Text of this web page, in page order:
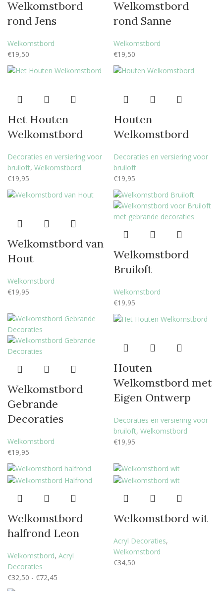
Welkomstbord
rond Jens
Welkomstbord
€19,50
Welkomstbord
rond Sanne
Welkomstbord
€19,50
Het Houten
Welkomstbord
Decoraties en versiering voor
bruiloft, Welkomstbord
€19,95
Houten
Welkomstbord
Decoraties en versiering voor
bruiloft
€19,95
Welkomstbord van
Hout
Welkomstbord
€19,95
Welkomstbord
Bruiloft
Welkomstbord
€19,95
Welkomstbord
Gebrande
Decoraties
Welkomstbord
€19,95
Houten
Welkomstbord met
Eigen Ontwerp
Decoraties en versiering voor
bruiloft, Welkomstbord
€19,95
Welkomstbord
halfrond Leon
Welkomstbord, Acryl
Decoraties
€32,50 - €72,45
Welkomstbord wit
Acryl Decoraties,
Welkomstbord
€34,50